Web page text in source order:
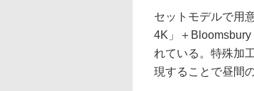
セットモデルで用
4K」＋
れている。特殊加
現することで昼間